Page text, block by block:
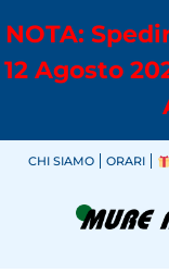
NOTA:
12 Agosto
CHI SIAMO ORARI